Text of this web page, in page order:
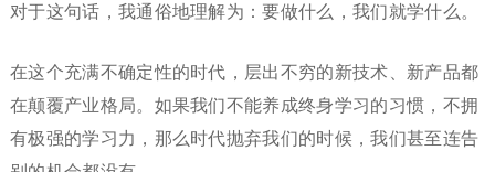
对于这句话，我通俗地理解为：要做什么，我们就学什么。
在这个充满不确定性的时代，层出不穷的新技术、新产品都
在颠覆产业格局。如果我们不能养成终身学习的习惯，不拥
有极强的学习力，那么时代抛弃我们的时候，我们甚至连告